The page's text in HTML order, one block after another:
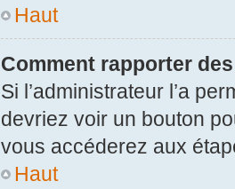
Haut
Comment rapporter
Si l’administrateur l’a
devriez voir un bouton
vous accéderez aux
Haut